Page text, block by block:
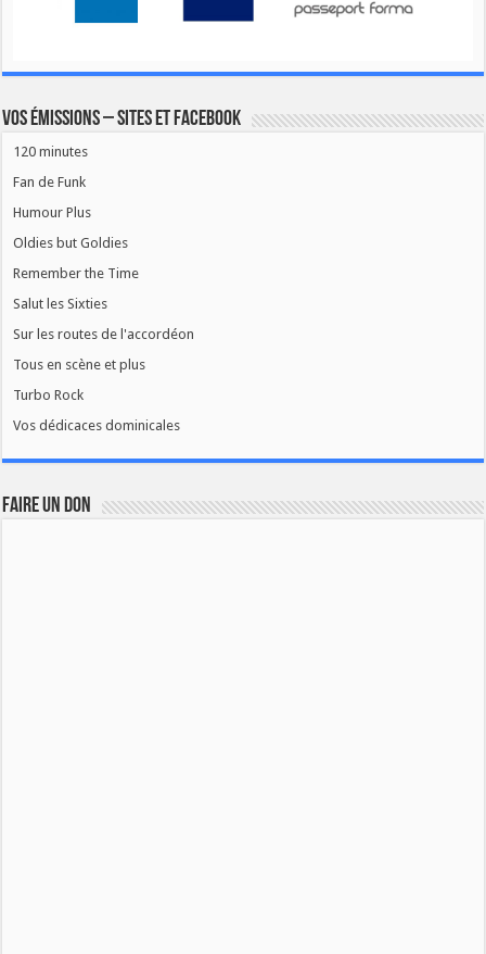
Vos émissions – Sites et Facebook
120 minutes
Fan de Funk
Humour Plus
Oldies but Goldies
Remember the Time
Salut les Sixties
Sur les routes de l'accordéon
Tous en scène et plus
Turbo Rock
Vos dédicaces dominicales
FAIRE UN DON